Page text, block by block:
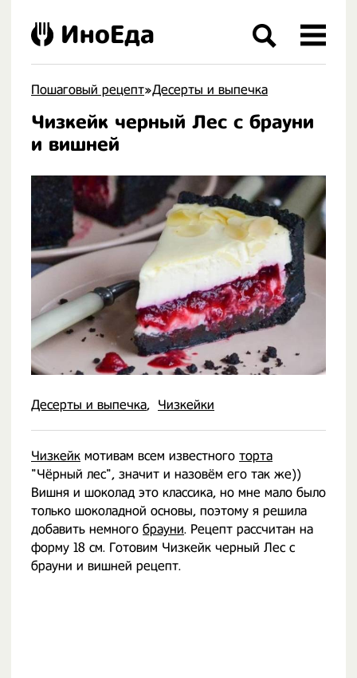
Пошаговый рецепт»Десерты и выпечка
Чизкейк черный Лес с брауни
и вишней
Десерты и выпечка Чизкейки
Чизкейк мотивам всем известного торта
"Чёрный лес", значит и назовём его так же))
Вишня и шоколад это классика, но мне мало было
только шоколадной основы, поэтому я решила
добавить немного брауни. Рецепт рассчитан на
форму 18 см. Готовим Чизкейк черный Лес с
брауни и вишней рецепт.
ИноЕда